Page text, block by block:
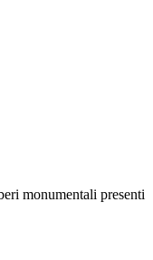
monumentali presenti